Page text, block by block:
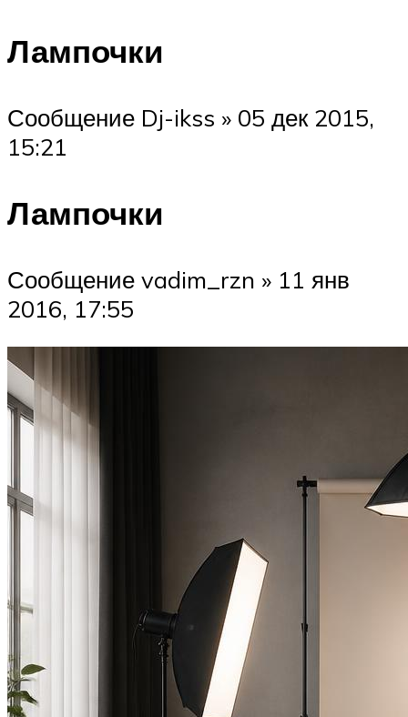
Лампочки
Сообщение Dj-ikss » 05 дек 2015,
15:21
Лампочки
Сообщение vadim_rzn » 11 янв
2016, 17:55